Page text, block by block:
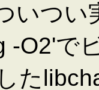
いつ
-O2'で
た